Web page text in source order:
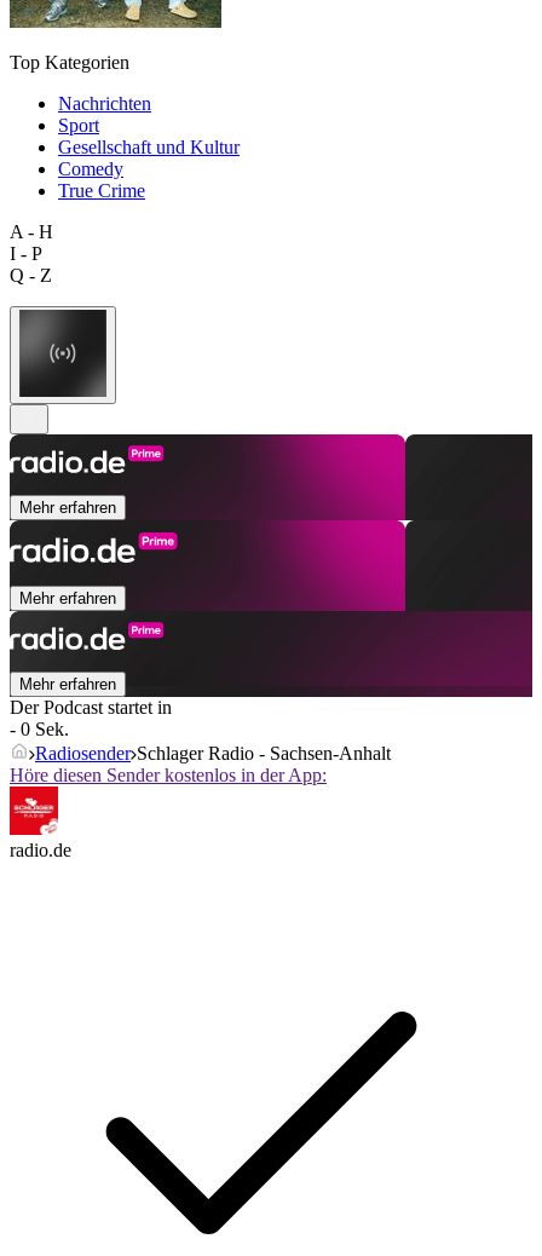
Top Kategorien
Nachrichten
Sport
Gesellschaft und Kultur
Comedy
True Crime
A - H
I - P
Q - Z
Mehr erfahren
Mehr erfahren
Mehr erfahren
Der Podcast startet in
- 0 Sek.
Radiosender Schlager Radio - Sachsen-Anhalt
Höre diesen Sender kostenlos in der App:
radio.de